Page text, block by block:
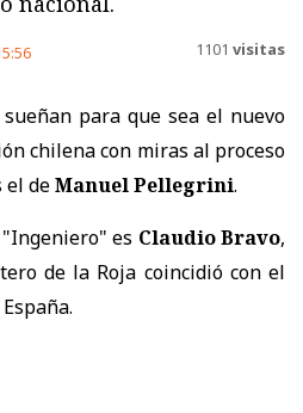
1101 visitas
para que sea el nuevo
chilena con miras al proceso
el deManuel Pellegrini.
es Claudio Bravo,
de la Roja coincidió con el